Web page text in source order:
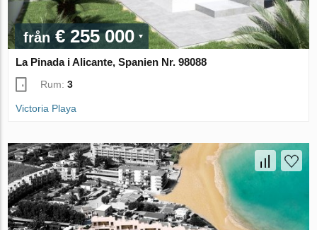
från € 255 000
La Pinada i Alicante, Spanien Nr. 98088
Rum:3
Victoria Playa